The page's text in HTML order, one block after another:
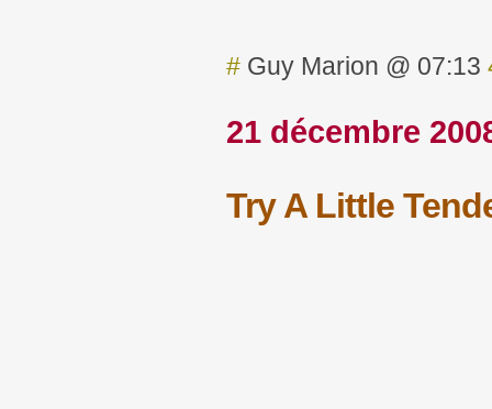
#Guy Marion @ 07:13
21 décembre
Try A Little